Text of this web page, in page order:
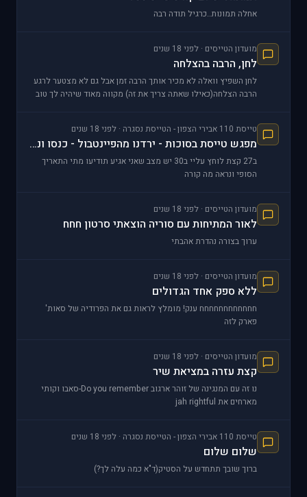
אחלה תמונות..כרגיל תודה רבה
מועדון הטייסים · לפני 18 שנים
לחן, הרבה בהצלחה
לחן השפיץ וואלה לא מכיר אותך הרבה זמן אבל גם לא מצטער לרגע
הרבה הצלחה(כאילו שאתה צריך את זה) מקווה מאוד שיהיה לך טוב
טייסת 110 אבירי הצפון - הטייסת נסגרה · לפני 18 שנים
מפגש טייסת בסוכות - ירדנו מהפיינטבול - כנסו ונקבע משהו אחר.
ב27 קצת לוחץ עליי ב30 יש מצב שאני אגיע תודיעו מתי התאריך
הסופי ונראה מה קורה
מועדון הטייסים · לפני 18 שנים
לאור המתיחות עם סוריה הוצאתי סרטון חחח
ערוך בצורה נהדרת אהבתי
מועדון הטייסים · לפני 18 שנים
ללא ספק אחד הגדולים
חחחחחחחחחחחח ענק! מומלץ לראות גם את הפרודיה של סאות'
פארק לזה
מועדון הטייסים · לפני 18 שנים
קצת עזרה במציאת שיר
נו זה עם המנגינה של זוהר ארגוב Do you remember-סאבו וקותי
מארחים את jah rightful
טייסת 110 אבירי הצפון - הטייסת נסגרה · לפני 18 שנים
שלום שלום
ברוך שובך תתחדש על הסטיק(ד"א כמה עלה לך?)